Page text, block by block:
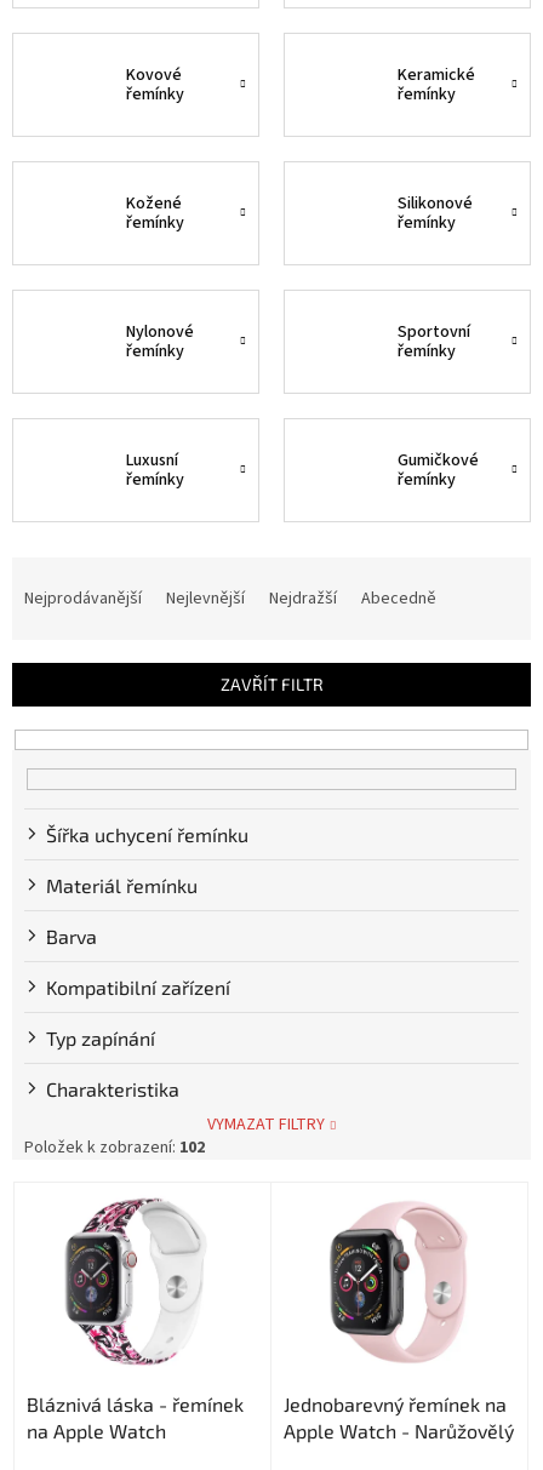
Kovové
řemínky
Keramické
řemínky
Kožené
řemínky
Silikonové
řemínky
Nylonové
řemínky
Sportovní
řemínky
Luxusní
řemínky
Gumičkové
řemínky
í
p
r
Nejprodávanější Nejlevnější Nejdražší Abecedně
ZAVŘÍT FILTR
Šířka uchycení řemínku
Materiál řemínku
Barva
Kompatibilní zařízení
Typ zapínání
Charakteristika
VYMAZAT FILTRY
Položek k zobrazení: 102
Bláznivá láska - řemínek
na Apple Watch
Jednobarevný řemínek na
Apple Watch - Narůžovělý